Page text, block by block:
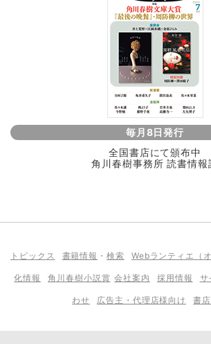
毎月8日発行
全国書店にて頒布中
角川春樹事務所 読書情報
トピックス 書籍情報 ・検索 Webランティエ（
化情報 角川春樹小説賞 会社案内 採用情報 サ
わせ 広告主・代理店様向け 書